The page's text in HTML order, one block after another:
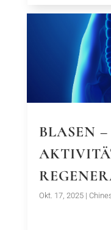
BLASEN
Okt. 17, 2025|